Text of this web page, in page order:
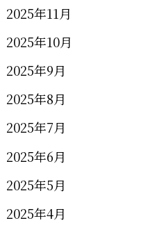
2025年11月
2025年10月
2025年9月
2025年8月
2025年7月
2025年6月
2025年5月
2025年4月